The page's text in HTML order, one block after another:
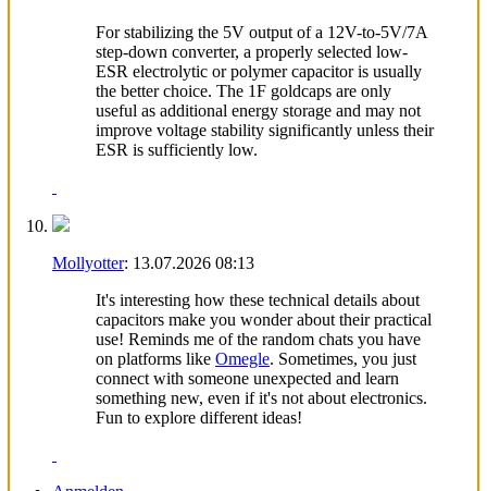
For stabilizing the 5V output of a 12V-to-5V/7A
step-down converter, a properly selected low-
ESR electrolytic or polymer capacitor is usually
the better choice. The 1F goldcaps are only
useful as additional energy storage and may not
improve voltage stability significantly unless their
ESR is sufficiently low.
Mollyotter: 13.07.2026 08:13
It's interesting how these technical details about
capacitors make you wonder about their practical
use! Reminds me of the random chats you have
on platforms like Omegle. Sometimes, you just
connect with someone unexpected and learn
something new, even if it's not about electronics.
Fun to explore different ideas!